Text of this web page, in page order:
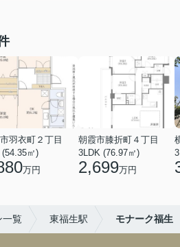
羽衣町２丁目
㎡)
万円
朝霞市膝折町４丁目
3LDK (76.97㎡)
2,699万円
一覧 東福生駅 モナーク福生